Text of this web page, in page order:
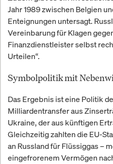
Jahr 1989 zwischen Belgien
Enteignungen untersagt.
Vereinbarung für Klagen
Finanzdienstleister selbst
Urteilen“.
Symbolpolitik mit
Das Ergebnis ist eine Politik
Milliardentransfer aus
Ukraine, der aus künftigen
Gleichzeitig zahlten die EU-
an Russland für Flüssiggas –
eingefrorenem Vermögen